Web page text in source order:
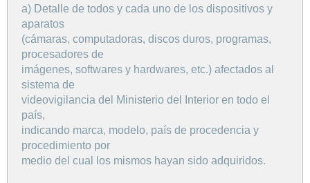
a) Detalle de todos y cada uno de los dispositivos y
aparatos
(cámaras, computadoras, discos duros, programas,
procesadores de
imágenes, softwares y hardwares, etc.) afectados al
sistema de
videovigilancia del Ministerio del Interior en todo el
país,
indicando marca, modelo, país de procedencia y
procedimiento por
medio del cual los mismos hayan sido adquiridos.